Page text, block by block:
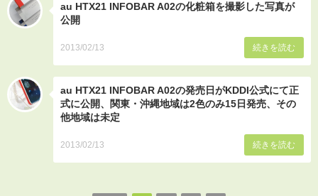
au HTX21 INFOBAR A02の化粧箱を撮影した写真が
公開
2013/02/13 続きを読む
au HTX21 INFOBAR A02の発売日がKDDI公式にて正
式に公開、関東・沖縄地域は2色のみ15日発売、その
他地域は未定
2013/02/13 続きを読む